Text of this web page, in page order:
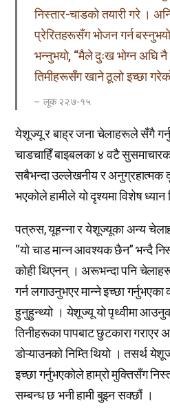
निस्तार-चाडको तयारी गरे ।
प्रेरितहरूसँग भोजन गर्न
भन्नुभयो, “मैले दुःख भोग्न अघि
तिमीहरूसँग खाने ठूलो इच्छा
लूक २२:७-१५
येशूज्यू र बाह्र जना चेलाहरूले सँगै
चाडचाहिँ बाइबलका ४ वटै
सबैभन्दा उल्लेखनीय र अनुग्रहात्मक
भएकोले हामीले यो दृश्यमा विशेष
पत्रुस, यूहन्ना र येशूज्यूका अन्य
“यो चाड मान्न आवश्यक छैन” भन्दै
कोही थिएनन् । अरूभन्दा पनि
गर्न लगाउनुभएर मान्ने इच्छा
हुनुहुन्थ्यो । येशूज्यू यो पृथ्वीमा
तिनीहरूका पापबाट छुटकारा गराएर
डोऱ्याउनको निम्ति थियो । तसर्थ
इच्छा गर्नुभएकोले हाम्रो मुक्तिसँग
सम्बन्ध छ भनी हामी बुझ्न सक्छौं ।